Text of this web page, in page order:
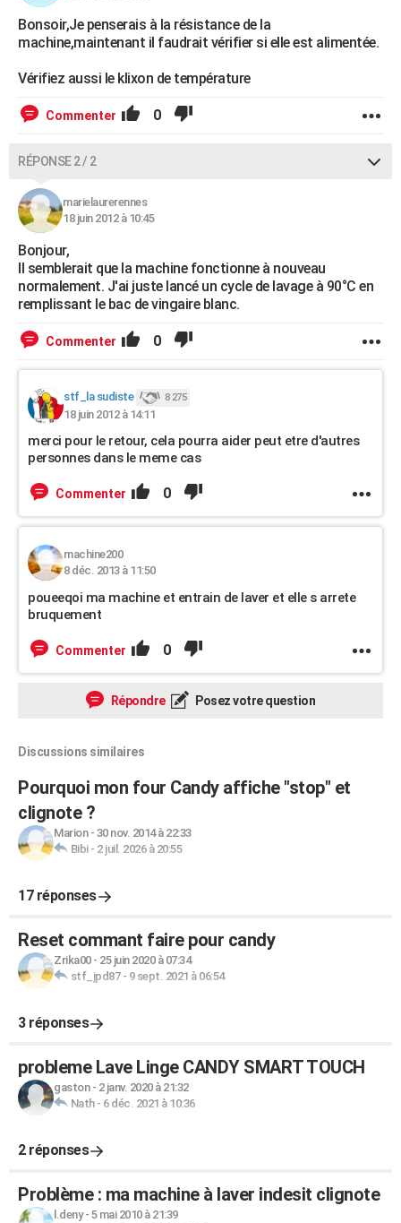
FORUM
Bonsoir,Je penserais à la résistance de la
machine,maintenant il faudrait vérifier si elle est alimentée.
Vérifiez aussi le klixon de température
Commenter 0
RÉPONSE 2 / 2
marielaurerennes
18 juin 2012 à 10:45
Bonjour,
Il semblerait que la machine fonctionne à nouveau
normalement. J'ai juste lancé un cycle de lavage à 90°C en
remplissant le bac de vingaire blanc.
Commenter 0
stf_la sudiste 8 275
18 juin 2012 à 14:11
merci pour le retour, cela pourra aider peut etre d'autres
personnes dans le meme cas
Commenter 0
machine200
8 déc. 2013 à 11:50
poueeqoi ma machine et entrain de laver et elle s arrete
bruquement
Commenter 0
Répondre Posez votre question
Discussions similaires
Pourquoi mon four Candy affiche "stop" et
clignote ?
Marion- 30 nov. 2014 à 22:33
Bibi- 2 juil. 2026 à 20:55
17 réponses
Reset commant faire pour candy
Zrika00- 25 juin 2020 à 07:34
stf_jpd87- 9 sept. 2021 à 06:54
3 réponses
probleme Lave Linge CANDY SMART TOUCH
gaston- 2 janv. 2020 à 21:32
Nath- 6 déc. 2021 à 10:36
2 réponses
Problème : ma machine à laver indesit clignote
l.deny- 5 mai 2010 à 21:39